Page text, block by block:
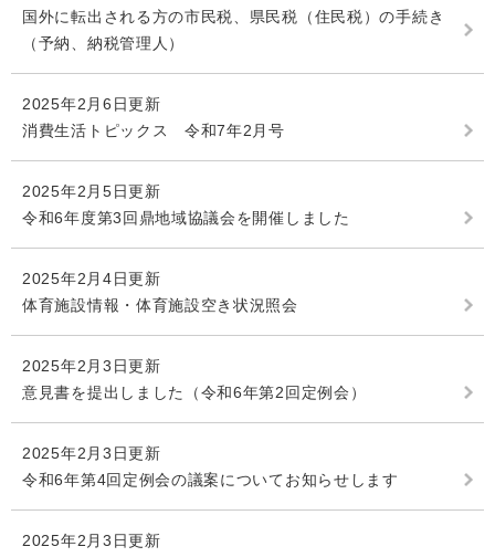
国外に転出される方の市民税、県民税（住民税）の手続き
（予納、納税管理人）
2025年2月6日更新
消費生活トピックス 令和7年2月号
2025年2月5日更新
令和6年度第3回鼎地域協議会を開催しました
2025年2月4日更新
体育施設情報・体育施設空き状況照会
2025年2月3日更新
意見書を提出しました（令和6年第2回定例会）
2025年2月3日更新
令和6年第4回定例会の議案についてお知らせします
2025年2月3日更新